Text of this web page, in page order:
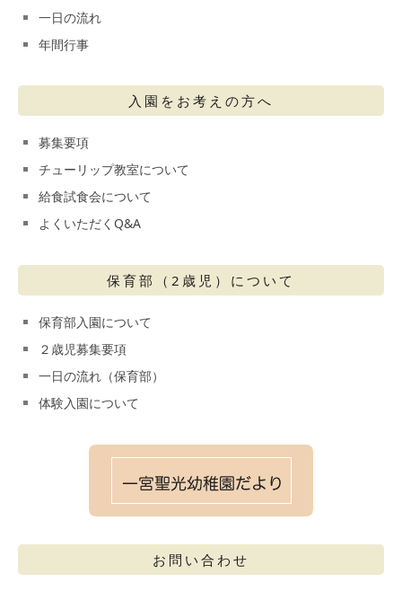
一日の流れ
年間行事
入園をお考えの方へ
募集要項
チューリップ教室について
給食試食会について
よくいただくQ&A
保育部（2歳児）について
保育部入園について
２歳児募集要項
一日の流れ（保育部）
体験入園について
お問い合わせ